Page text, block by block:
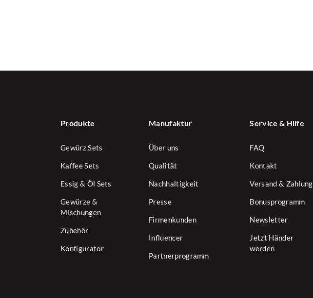
Produkte
Gewürz Sets
Kaffee Sets
Essig & Öl Sets
Gewürze &
Mischungen
Zubehör
Konfigurator
Manufaktur
Über uns
Qualität
Nachhaltigkeit
Presse
Firmenkunden
Influencer
Partnerprogramm
Service & Hilfe
FAQ
Kontakt
Versand & Zahlung
Bonusprogramm
Newsletter
Jetzt Händer
werden